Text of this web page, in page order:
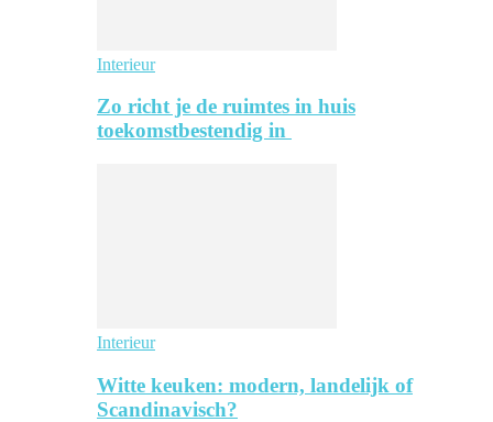
Interieur
Zo richt je de ruimtes in huis
toekomstbestendig in
Interieur
Witte keuken: modern, landelijk of
Scandinavisch?